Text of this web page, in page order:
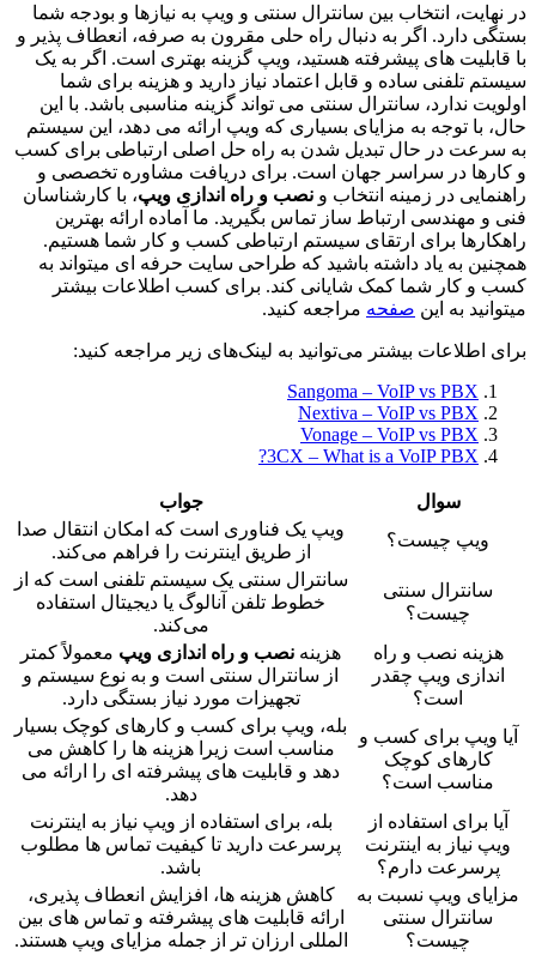
در نهایت، انتخاب بین سانترال سنتی و ویپ به نیازها و بودجه شما
بستگی دارد. اگر به دنبال راه حلی مقرون به صرفه، انعطاف پذیر و
با قابلیت های پیشرفته هستید، ویپ گزینه بهتری است. اگر به یک
سیستم تلفنی ساده و قابل اعتماد نیاز دارید و هزینه برای شما
اولویت ندارد، سانترال سنتی می تواند گزینه مناسبی باشد. با این
حال، با توجه به مزایای بسیاری که ویپ ارائه می دهد، این سیستم
به سرعت در حال تبدیل شدن به راه حل اصلی ارتباطی برای کسب
و کارها در سراسر جهان است. برای دریافت مشاوره تخصصی و
راهنمایی در زمینه انتخاب و نصب و راه اندازی ویپ، با کارشناسان
فنی و مهندسی ارتباط ساز تماس بگیرید. ما آماده ارائه بهترین
راهکارها برای ارتقای سیستم ارتباطی کسب و کار شما هستیم.
همچنین به یاد داشته باشید که طراحی سایت حرفه ای میتواند به
کسب و کار شما کمک شایانی کند. برای کسب اطلاعات بیشتر
میتوانید به این صفحه مراجعه کنید.
برای اطلاعات بیشتر می‌توانید به لینک‌های زیر مراجعه کنید:
Sangoma – VoIP vs PBX
Nextiva – VoIP vs PBX
Vonage – VoIP vs PBX
3CX – What is a VoIP PBX?
سوال
جواب
ویپ چیست؟
ویپ یک فناوری است که امکان انتقال صدا
از طریق اینترنت را فراهم می‌کند.
سانترال سنتی
چیست؟
سانترال سنتی یک سیستم تلفنی است که از
خطوط تلفن آنالوگ یا دیجیتال استفاده
می‌کند.
هزینه نصب و راه
اندازی ویپ چقدر
است؟
هزینه نصب و راه اندازی ویپ معمولاً کمتر
از سانترال سنتی است و به نوع سیستم و
تجهیزات مورد نیاز بستگی دارد.
آیا ویپ برای کسب و
کارهای کوچک
مناسب است؟
بله، ویپ برای کسب و کارهای کوچک بسیار
مناسب است زیرا هزینه ها را کاهش می
دهد و قابلیت های پیشرفته ای را ارائه می
دهد.
آیا برای استفاده از
ویپ نیاز به اینترنت
پرسرعت دارم؟
بله، برای استفاده از ویپ نیاز به اینترنت
پرسرعت دارید تا کیفیت تماس ها مطلوب
باشد.
مزایای ویپ نسبت به
سانترال سنتی
چیست؟
کاهش هزینه ها، افزایش انعطاف پذیری،
ارائه قابلیت های پیشرفته و تماس های بین
المللی ارزان تر از جمله مزایای ویپ هستند.